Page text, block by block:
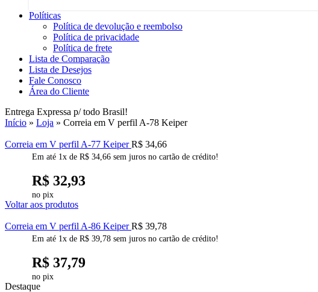
Políticas
Política de devolução e reembolso
Política de privacidade
Política de frete
Lista de Comparação
Lista de Desejos
Fale Conosco
Área do Cliente
Entrega Expressa p/ todo Brasil!
Início » Loja » Correia em V perfil A-78 Keiper
Correia em V perfil A-77 KeiperR$ 34,66
Em até 1x de R$ 34,66 sem juros no cartão de crédito!
R$ 32,93
no pix
Voltar aos produtos
Correia em V perfil A-86 KeiperR$ 39,78
Em até 1x de R$ 39,78 sem juros no cartão de crédito!
R$ 37,79
no pix
Destaque